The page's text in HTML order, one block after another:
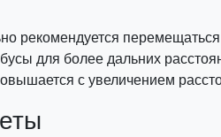
рекомендуется
для более дальних
с увеличением